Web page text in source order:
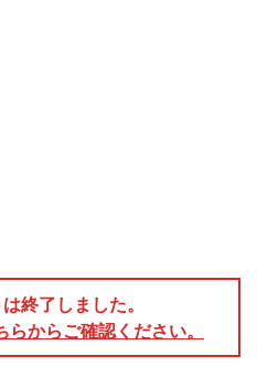
終了しました。
からご確認ください。